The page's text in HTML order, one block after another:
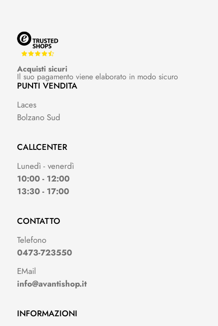
Acquisti sicuri
Il suo pagamento viene elaborato in modo sicuro
PUNTI VENDITA
Laces
Bolzano Sud
CALLCENTER
Lunedì - venerdì
10:00 - 12:00
13:30 - 17:00
CONTATTO
Telefono
0473-723550
EMail
info@avantishop.it
INFORMAZIONI